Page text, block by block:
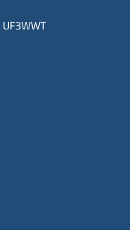
UF3WWT